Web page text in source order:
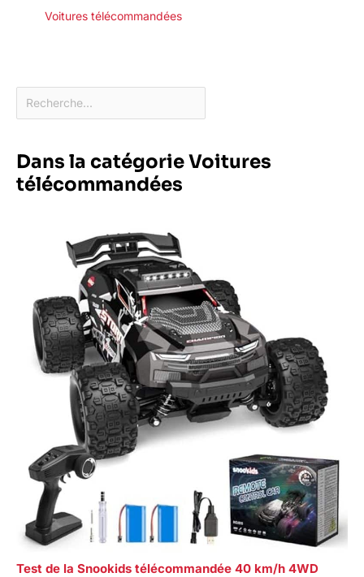
Voitures télécommandées
Dans la catégorie Voitures
télécommandées
Test de la Snookids télécommandée 40 km/h 4WD